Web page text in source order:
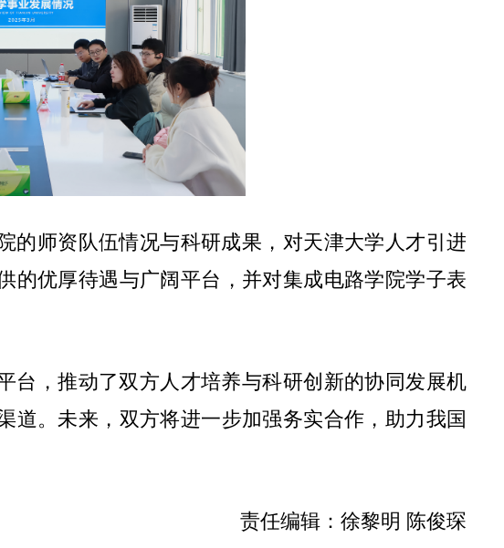
的师资队伍情况与科研成果，对天津大学人才引进
的优厚待遇与广阔平台，并对集成电路学院学子表
台，推动了双方人才培养与科研创新的协同发展机
道。未来，双方将进一步加强务实合作，助力我国
责任编辑：徐黎明 陈俊琛